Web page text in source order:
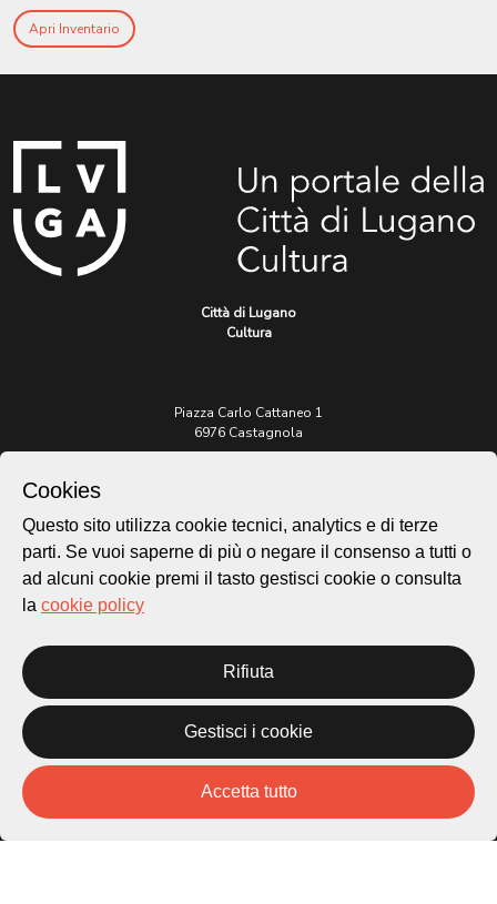
Apri Inventario
Città di Lugano
Cultura
Piazza Carlo Cattaneo 1
6976 Castagnola
Per informazioni:
patrimonio@lugano.ch
t. +41 58 866 68 50
Cookie policy
Temi
Mappa
Storie
Cookies
Questo sito utilizza cookie tecnici, analytics e di terze
parti. Se vuoi saperne di più o negare il consenso a tutti o
ad alcuni cookie premi il tasto gestisci cookie o consulta
la cookie policy
Rifiuta
Gestisci i cookie
Accetta tutto